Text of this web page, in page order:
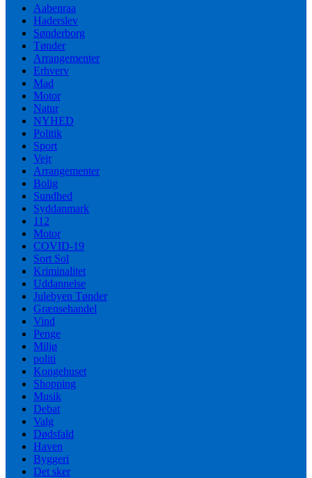
Aabenraa
Haderslev
Sønderborg
Tønder
Arrangementer
Erhverv
Mad
Motor
Natur
NYHED
Politik
Sport
Vejr
Arrangementer
Bolig
Sundhed
Syddanmark
112
Motor
COVID-19
Sort Sol
Kriminalitet
Uddannelse
Julebyen Tønder
Grænsehandel
Vind
Penge
Miljø
politi
Kongehuset
Shopping
Musik
Debat
Valg
Dødsfald
Haven
Byggeri
Det sker